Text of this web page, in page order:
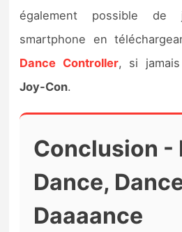
également possible de
smartphone en
Dance Controller, si
Joy-Con.
Conclusion -
Dance,
Daaaance